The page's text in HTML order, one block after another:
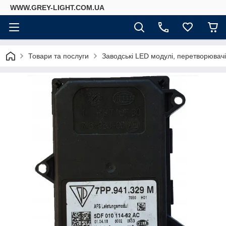
WWW.GREY-LIGHT.COM.UA
Товари та послуги Заводські LED модулі,